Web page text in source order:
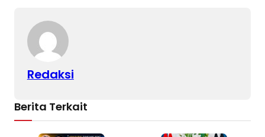
n
k
Redaksi
Berita Terkait